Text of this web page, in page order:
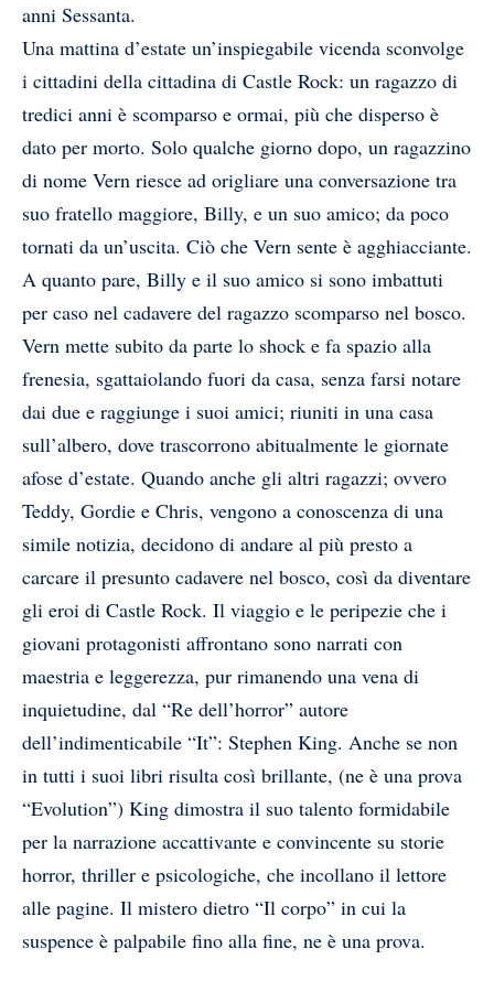
anni Sessanta.
Una mattina d’estate un’inspiegabile vicenda sconvolge
i cittadini della cittadina di Castle Rock: un ragazzo di
tredici anni è scomparso e ormai, più che disperso è
dato per morto. Solo qualche giorno dopo, un ragazzino
di nome Vern riesce ad origliare una conversazione tra
suo fratello maggiore, Billy, e un suo amico; da poco
tornati da un’uscita. Ciò che Vern sente è agghiacciante.
A quanto pare, Billy e il suo amico si sono imbattuti
per caso nel cadavere del ragazzo scomparso nel bosco.
Vern mette subito da parte lo shock e fa spazio alla
frenesia, sgattaiolando fuori da casa, senza farsi notare
dai due e raggiunge i suoi amici; riuniti in una casa
sull’albero, dove trascorrono abitualmente le giornate
afose d’estate. Quando anche gli altri ragazzi; ovvero
Teddy, Gordie e Chris, vengono a conoscenza di una
simile notizia, decidono di andare al più presto a
carcare il presunto cadavere nel bosco, così da diventare
gli eroi di Castle Rock. Il viaggio e le peripezie che i
giovani protagonisti affrontano sono narrati con
maestria e leggerezza, pur rimanendo una vena di
inquietudine, dal “Re dell’horror” autore
dell’indimenticabile “It”: Stephen King. Anche se non
in tutti i suoi libri risulta così brillante, (ne è una prova
“Evolution”) King dimostra il suo talento formidabile
per la narrazione accattivante e convincente su storie
horror, thriller e psicologiche, che incollano il lettore
alle pagine. Il mistero dietro “Il corpo” in cui la
suspence è palpabile fino alla fine, ne è una prova.